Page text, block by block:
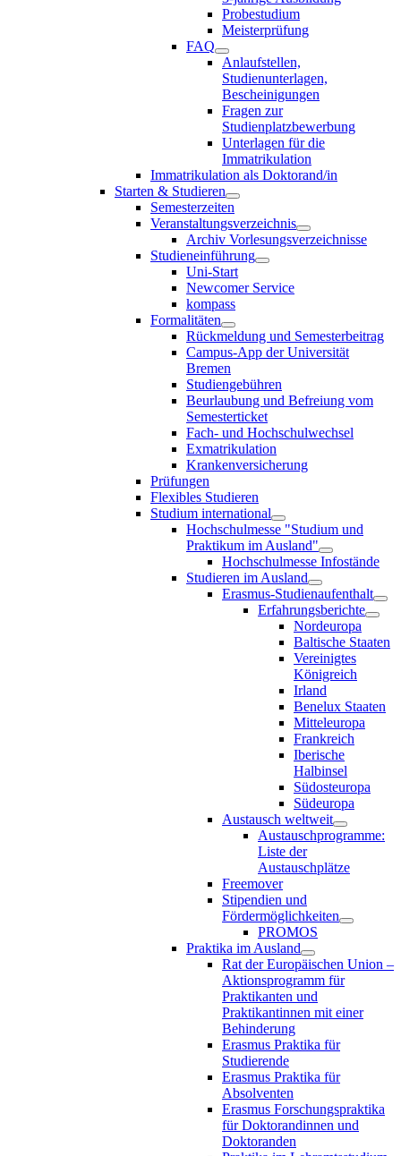
Probestudium
Meisterprüfung
FAQ
Anlaufstellen,
Studienunterlagen,
Bescheinigungen
Fragen zur
Studienplatzbewerbung
Unterlagen für die
Immatrikulation
Immatrikulation als Doktorand/in
Starten & Studieren
Semesterzeiten
Veranstaltungsverzeichnis
Archiv Vorlesungsverzeichnisse
Studieneinführung
Uni-Start
Newcomer Service
kompass
Formalitäten
Rückmeldung und Semesterbeitrag
Campus-App der Universität
Bremen
Studiengebühren
Beurlaubung und Befreiung vom
Semesterticket
Fach- und Hochschulwechsel
Exmatrikulation
Krankenversicherung
Prüfungen
Flexibles Studieren
Studium international
Hochschulmesse "Studium und
Praktikum im Ausland"
Hochschulmesse Infostände
Studieren im Ausland
Erasmus-Studienaufenthalt
Erfahrungsberichte
Nordeuropa
Baltische Staaten
Vereinigtes
Königreich
Irland
Benelux Staaten
Mitteleuropa
Frankreich
Iberische
Halbinsel
Südosteuropa
Südeuropa
Austausch weltweit
Austauschprogramme:
Liste der
Austauschplätze
Freemover
Stipendien und
Fördermöglichkeiten
PROMOS
Praktika im Ausland
Rat der Europäischen Union –
Aktionsprogramm für
Praktikanten und
Praktikantinnen mit einer
Behinderung
Erasmus Praktika für
Studierende
Erasmus Praktika für
Absolventen
Erasmus Forschungspraktika
für Doktorandinnen und
Doktoranden